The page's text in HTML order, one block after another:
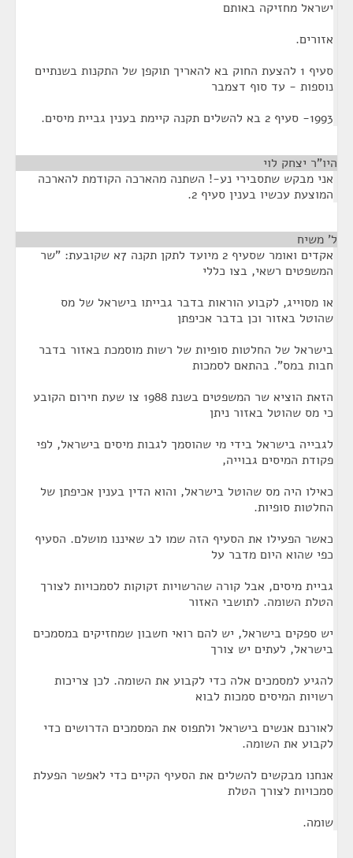
ישראל מחזיקה באותם
אזורים.
סעיף 1 להצעת החוק בא להאריך תוקפן של התקנות בשנתיים
נוספות - עד סוף דצמבר
1993- סעיף 2 בא להשלים תקנה קיימת בענין גביית מיסים.
היו"ר יצחק לוי
אני מבקש שתסבירי נע-! השתנה מהארכה הקודמת להארכה
המוצעת עכשיו בענין סעיף 2.
ל' משיח
אקדים ואומר שסעיף 2 מיועד לתקן תקנה 7א שקובעת: "שר
המשפטים רשאי, בצו כללי
או מסוייג, לקבוע הוראות בדבר גבייתו בישראל של מס
שהוטל באזור וכן בדבר אכיפתן
בישראל של החלטות סופיות של רשות מוסמכת באזור בדבר
חבות במס". בהתאם לסמכות
הזאת הוציא שר המשפטים בשנת 1988 צו שעת חירום הקובע
כי מס שהוטל באזור ניתן
לגבייה בישראל בידי מי שהוסמך לגבות מיסים בישראל, לפי
פקודת המיסים גבוייה,
כאילו היה מס שהוטל בישראל, והוא הדין בענין אכיפתן של
החלטות סופיות.
כאשר הפעילו את הסעיף הזה שמו לב שאיננו מושלם. הסעיף
כפי שהוא היום מדבר על
גביית מיסים, אבל קורה שהרשויות זקוקות לסמכויות לצורך
הטלת השומה. לתושבי האזור
יש ספקים בישראל, יש להם רואי חשבון שמחזיקים במסמכים
בישראל, לעתים יש צורך
להגיע למסמכים אלה כדי לקבוע את השומה. לכן צריכות
רשויות המיסים סמכות לבוא
לאורנם אנשים בישראל ולתפוס את המסמכים הדרושים כדי
לקבוע את השומה.
אנחנו מבקשים להשלים את הסעיף הקיים כדי לאפשר הפעלת
סמכויות לצורך הטלת
שומה.